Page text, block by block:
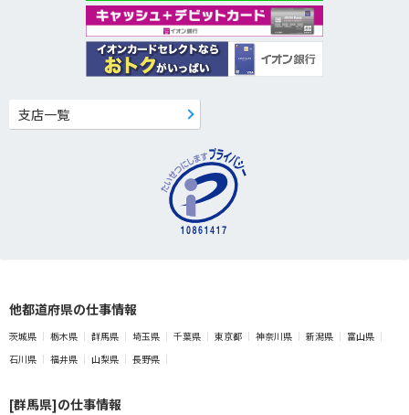
支店一覧
他都道府県の仕事情報
茨城県 栃木県 群馬県 埼玉県 千葉県 東京都 神奈川県 新潟県
富山県
石川県
福井県 山梨県 長野県
[群馬県]の仕事情報